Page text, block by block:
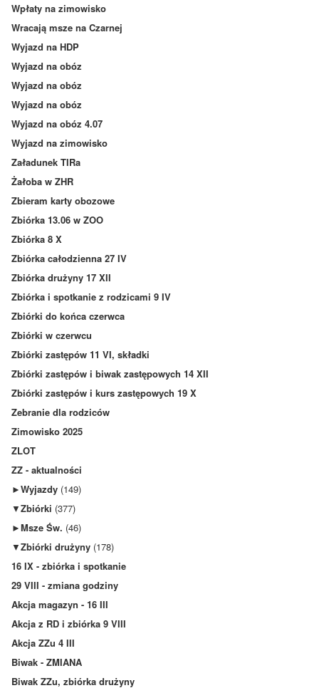
Wpłaty na zimowisko
Wracają msze na Czarnej
Wyjazd na HDP
Wyjazd na obóz
Wyjazd na obóz
Wyjazd na obóz
Wyjazd na obóz 4.07
Wyjazd na zimowisko
Załadunek TIRa
Żałoba w ZHR
Zbieram karty obozowe
Zbiórka 13.06 w ZOO
Zbiórka 8 X
Zbiórka całodzienna 27 IV
Zbiórka drużyny 17 XII
Zbiórka i spotkanie z rodzicami 9 IV
Zbiórki do końca czerwca
Zbiórki w czerwcu
Zbiórki zastępów 11 VI, składki
Zbiórki zastępów i biwak zastępowych 14 XII
Zbiórki zastępów i kurs zastępowych 19 X
Zebranie dla rodziców
Zimowisko 2025
ZLOT
ZZ - aktualności
►Wyjazdy (149)
▼Zbiórki (377)
►Msze Św. (46)
▼Zbiórki drużyny (178)
16 IX - zbiórka i spotkanie
29 VIII - zmiana godziny
Akcja magazyn - 16 III
Akcja z RD i zbiórka 9 VIII
Akcja ZZu 4 III
Biwak - ZMIANA
Biwak ZZu, zbiórka drużyny